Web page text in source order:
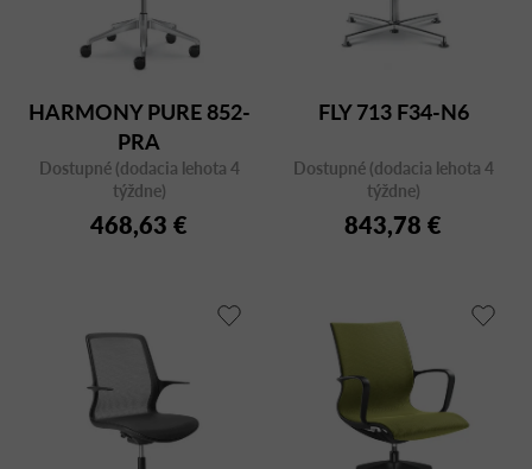
HARMONY PURE 852-
PRA
Dostupné (dodacia lehota 4
týždne)
468,63 €
FLY 713 F34-N6
Dostupné (dodacia lehota 4
týždne)
843,78 €